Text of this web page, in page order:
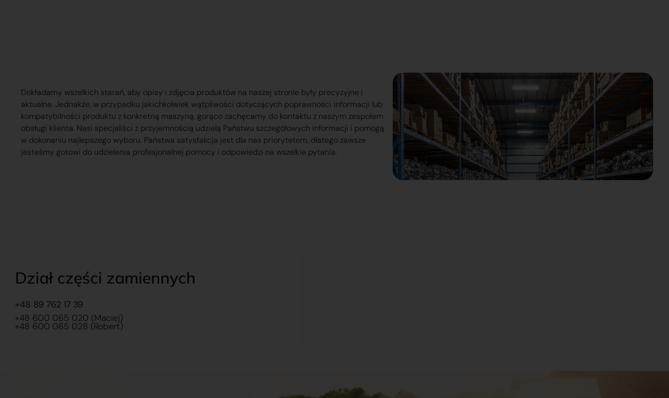
Dokładamy wszelkich starań, aby opisy i zdjęcia produktów na naszej stronie były precyzyjne i
aktualne. Jednakże, w przypadku jakichkolwiek wątpliwości dotyczących poprawności informacji lub
kompatybilności produktu z konkretną maszyną, gorąco zachęcamy do kontaktu z naszym zespołem
obsługi klienta. Nasi specjaliści z przyjemnością udzielą Państwu szczegółowych informacji i pomogą
w dokonaniu najlepszego wyboru. Państwa satysfakcja jest dla nas priorytetem, dlatego zawsze
jesteśmy gotowi do udzielenia profesjonalnej pomocy i odpowiedzi na wszelkie pytania.
Dział części zamiennych
+48 89 762 17 39
+48 600 065 020 (Maciej)
+48 600 065 028 (Robert)